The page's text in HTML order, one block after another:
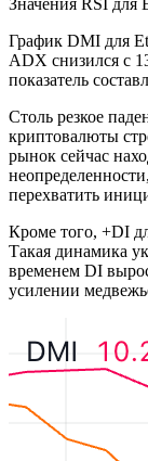
Значения RSI
График DMI для
ADX снизился с
показатель
Столь резкое
криптовалюты
рынок сейчас
перехватить
Кроме того, +DI
Такая динамика
временем DI
усилении